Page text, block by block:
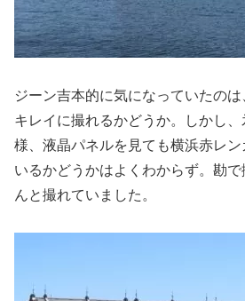
ジーン吉本的に気になっていたの
キレイに撮れるかどうか。しかし
様、液晶パネルを見ても横浜赤レ
いるかどうかはよくわからず。勘
んと撮れていました。